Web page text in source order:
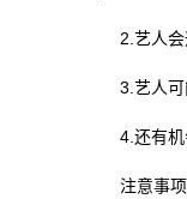
2.艺人
3.艺人
4.还有机
注意事